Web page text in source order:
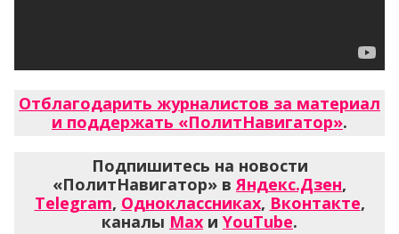
Отблагодарить журналистов за материал
и поддержать «ПолитНавигатор».
Подпишитесь на новости
«ПолитНавигатор» вЯндекс.Дзен,
Telegram, Одноклассниках, Вконтакте,
каналы Max и YouTube.